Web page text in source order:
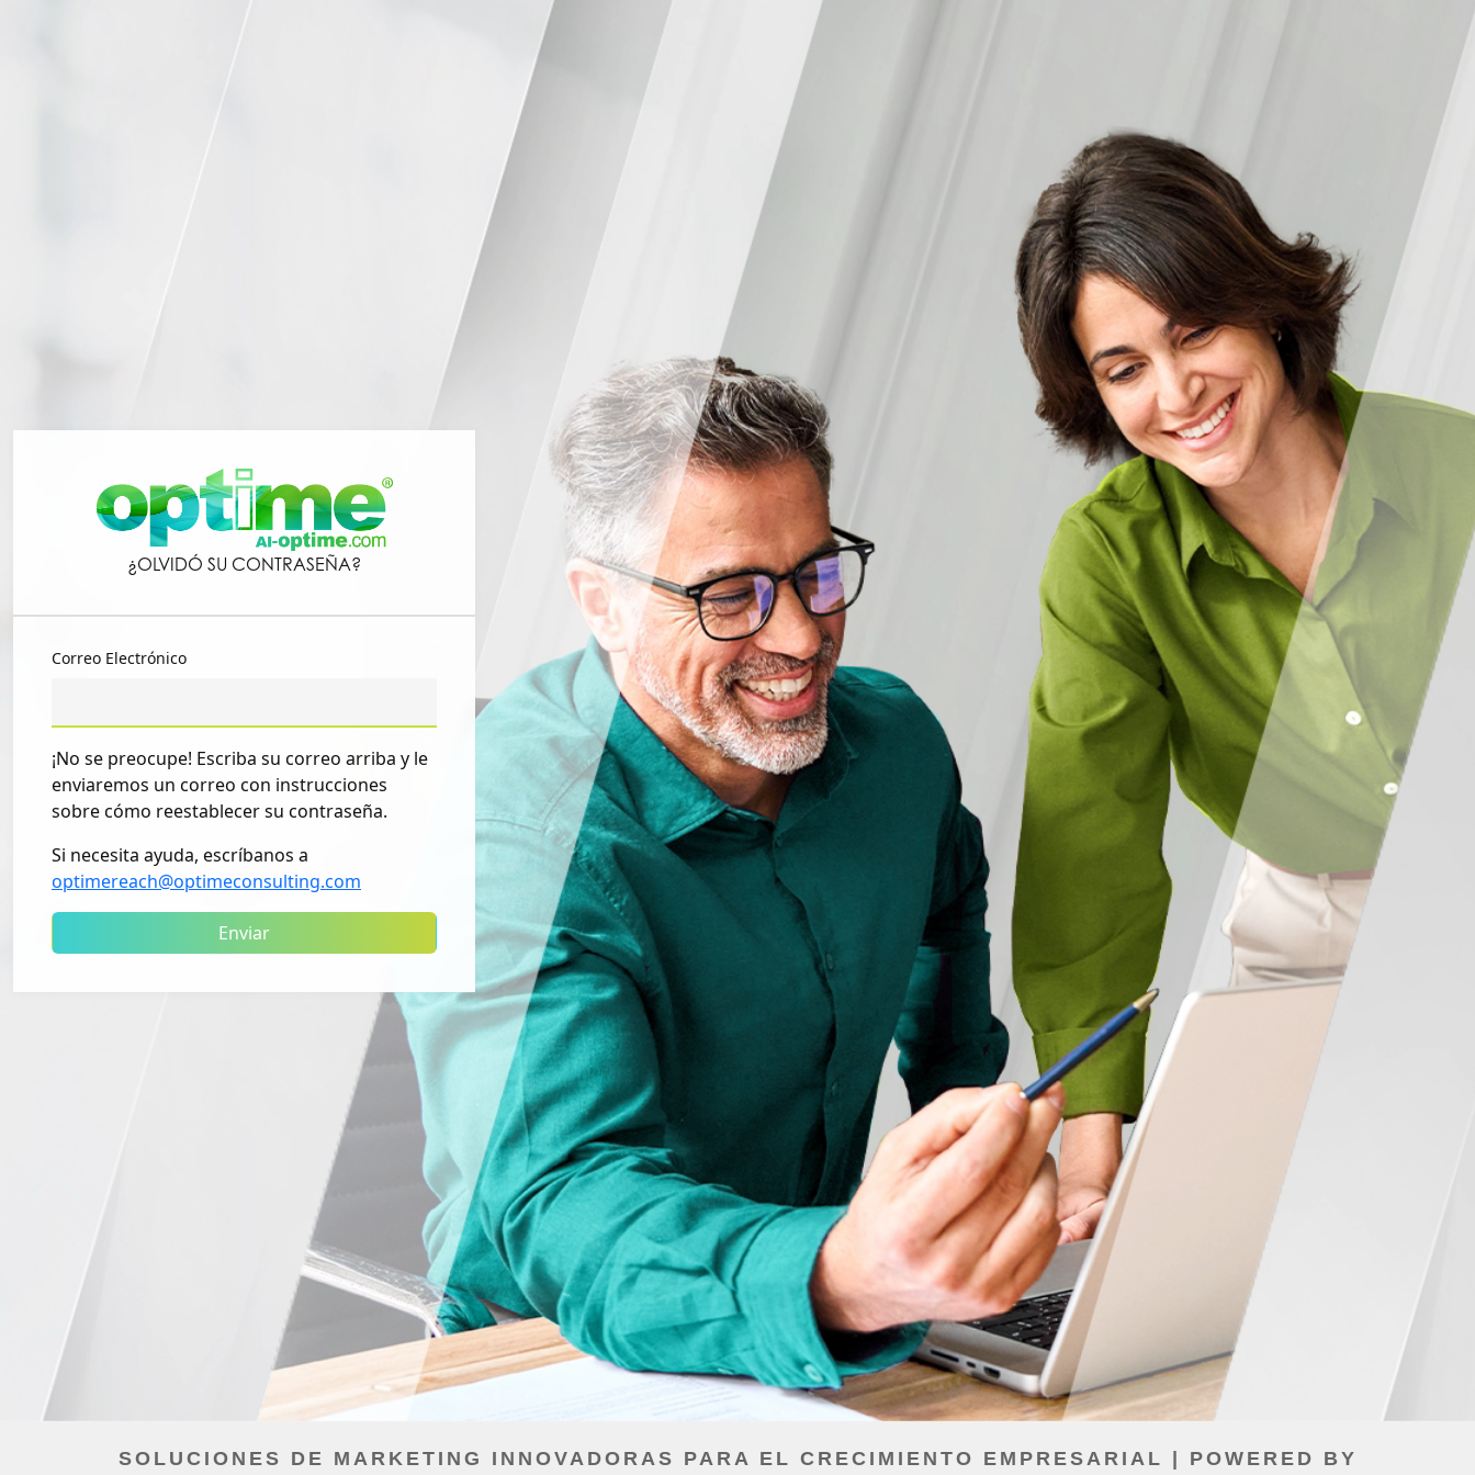
¿OLVIDÓ SU CONTRASEÑA?
Correo Electrónico
¡No se preocupe! Escriba su correo arriba y le
enviaremos un correo con instrucciones
sobre cómo reestablecer su contraseña.
Si necesita ayuda, escríbanos a
optimereach@optimeconsulting.com
Enviar
SOLUCIONES DE MARKETING INNOVADORAS PARA EL CRECIMIENTO EMPRESARIAL | POWERED BY